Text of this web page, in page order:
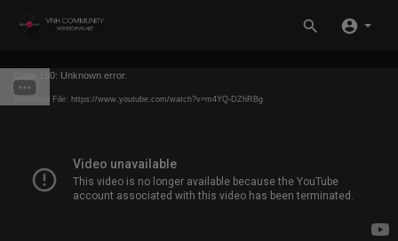
Code 150: Unknown error.
Download File: https://www.youtube.com/watch?v=m4YQ-DZhRBg